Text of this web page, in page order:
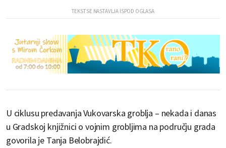
U ciklusu predavanja Vukovarska groblja – nekada i danas
u Gradskoj knjižnici o vojnim grobljima na području grada
govorila je Tanja Belobrajdić.